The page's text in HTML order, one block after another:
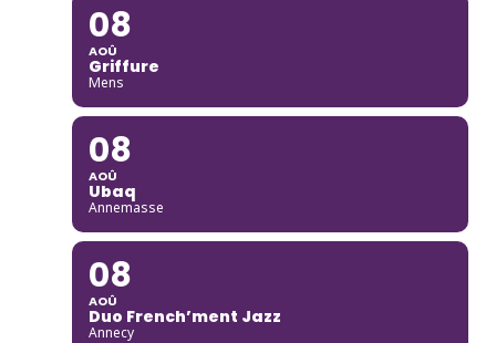
08
AOÛ
Griffure
Mens
08
AOÛ
Ubaq
Annemasse
08
AOÛ
Duo French’ment Jazz
Annecy